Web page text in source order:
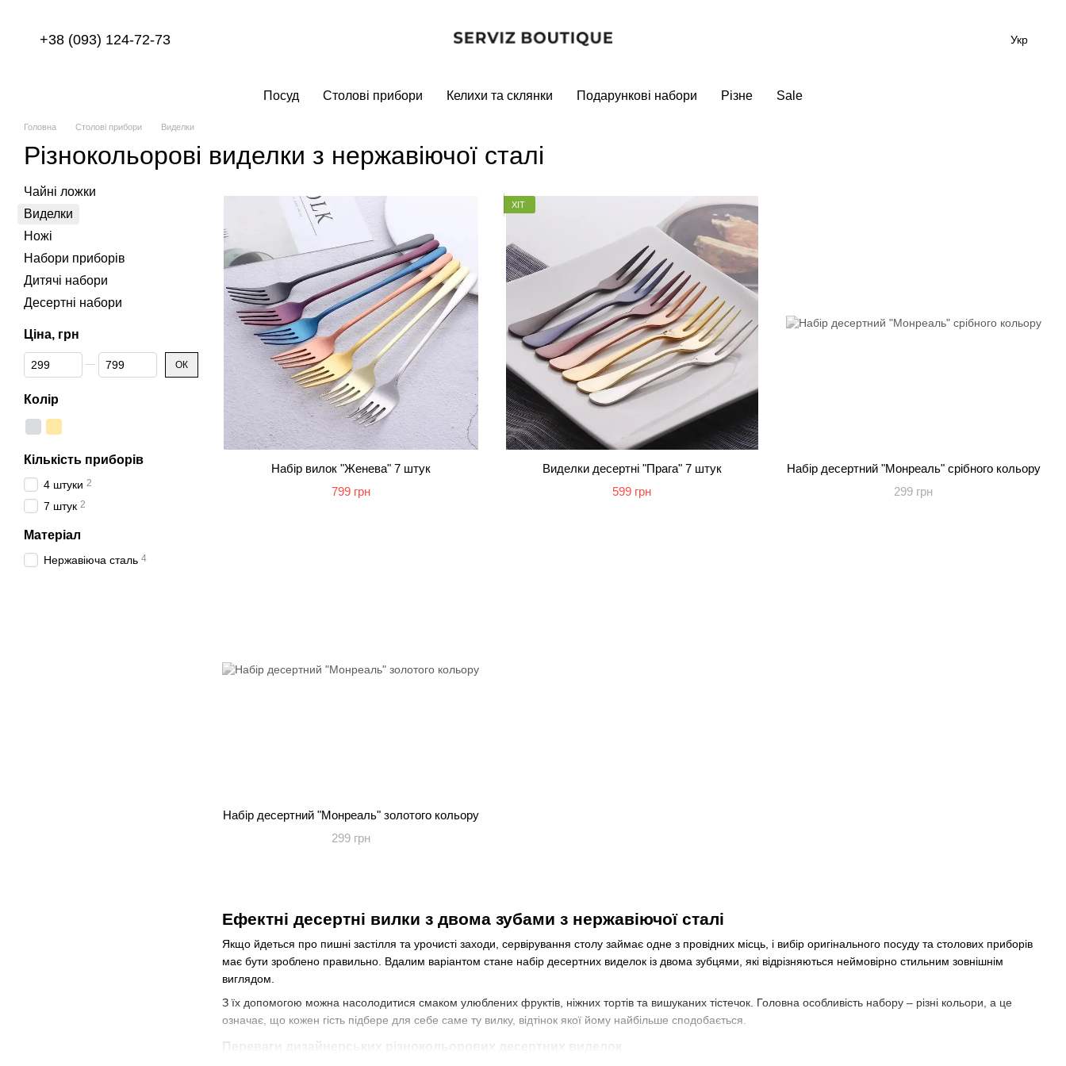
+38 (093) 124-72-73 Укр
Посуд Столові прибори Келихи та склянки Подарункові набори Різне Sale
Головна Столові прибори Виделки
Різнокольорові виделки з нержавіючої сталі
Ефектні десертні вилки з двома зубами з нержавіючої сталі
Якщо йдеться про пишні застілля та урочисті заходи, сервірування столу займає одне з провідних місць, і вибір оригінального посуду та столових приборів
має бути зроблено правильно. Вдалим варіантом стане набір десертних виделок із двома зубцями, які відрізняються неймовірно стильним зовнішнім
виглядом.
З їх допомогою можна насолодитися смаком улюблених фруктів, ніжних тортів та вишуканих тістечок. Головна особливість набору – різні кольори, а це
означає, що кожен гість підбере для себе саме ту вилку, відтінок якої йому найбільше сподобається.
Переваги дизайнерських різнокольорових десертних виделок
Набір вилок "Женева" 7 штук
799 грн
ХІТ
Виделки десертні "Прага" 7 штук
599 грн
Набір десертний "Монреаль" срібного кольору
299 грн
Набір десертний "Монреаль" золотого кольору
299 грн
Чайні ложки
Виделки
Ножі
Набори приборів
Дитячі набори
Десертні набори
Ціна, грн
Від Ціна, грн
До Ціна, грн ОК
Колір
Кількість приборів
4 штуки 2
7 штук 2
Матеріал
Нержавіюча сталь 4